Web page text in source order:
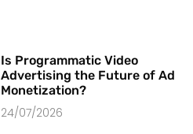
Is Programmatic Video
Advertising the Future of Ad
Monetization?
24/07/2026